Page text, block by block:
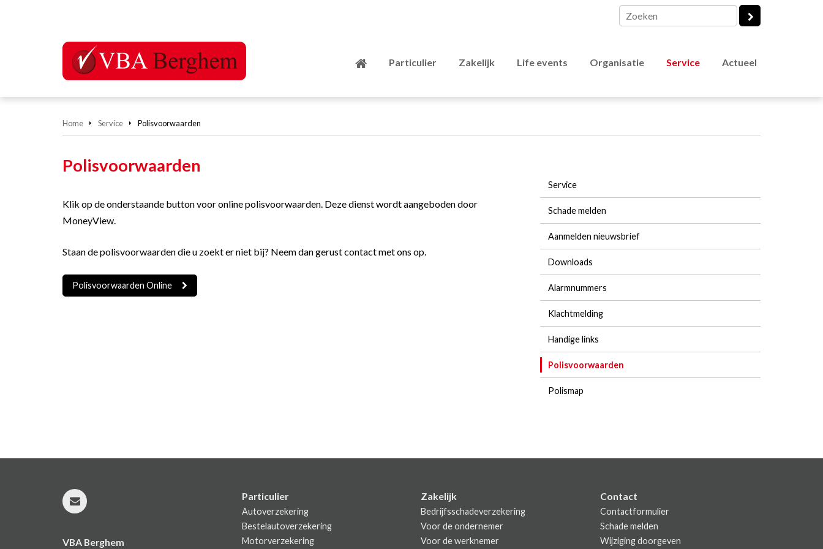
Particulier Zakelijk Life events Organisatie Service Actueel
Home Service Polisvoorwaarden
Polisvoorwaarden
Klik op de onderstaande button voor online polisvoorwaarden. Deze dienst wordt aangeboden door
MoneyView.
Staan de polisvoorwaarden die u zoekt er niet bij? Neem dan gerust contact met ons op.
Polisvoorwaarden Online
Service
Schade melden
Aanmelden nieuwsbrief
Downloads
Alarmnummers
Klachtmelding
Handige links
Polisvoorwaarden
Polismap
VBA Berghem
Particulier
Autoverzekering
Bestelautoverzekering
Motorverzekering
Zakelijk
Bedrijfsschadeverzekering
Voor de ondernemer
Voor de werknemer
Contact
Contactformulier
Schade melden
Wijziging doorgeven